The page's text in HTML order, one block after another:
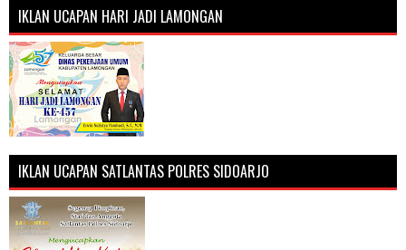
IKLAN UCAPAN HARI JADI LAMONGAN
IKLAN UCAPAN SATLANTAS POLRES SIDOARJO